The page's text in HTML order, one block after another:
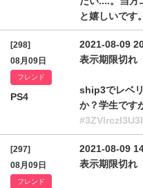
と嬉しいです
[298]
08月09日
フレンド
PS4
2021-08-09
表示期限切れ
ship3でレベ
か？学生です
[297]
08月09日
フレンド
2021-08-09
表示期限切れ